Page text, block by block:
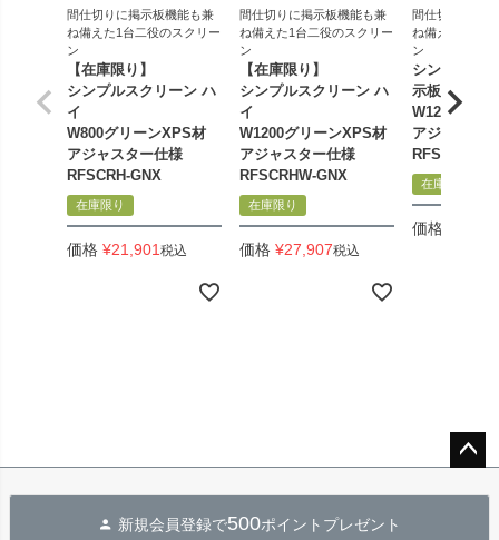
間仕切りに掲示板機能も兼
ね備えた1台二役のスクリー
ン
【在庫限り】
シンプルスクリーン ハ
イ
W800グリーンXPS材
アジャスター仕様
RFSCRH-GNX
在庫限り
価格 ¥21,901 税込
間仕切りに掲示板機能も兼
ね備えた1台二役のスクリー
ン
【在庫限り】
シンプルスクリーン ハ
イ
W1200グリーンXPS材
アジャスター仕様
RFSCRHW-GNX
在庫限り
価格 ¥27,907税込
間仕切りに掲
ね備えた1台二
ン
シンプルス
示板
W1200グリ
アジャスタ
RFSCR-
在庫限り
価格
新規会員登録で500ポイントプレゼント